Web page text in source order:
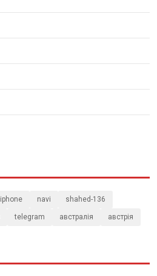
iphone navi shahed-136
telegram австралія австрія